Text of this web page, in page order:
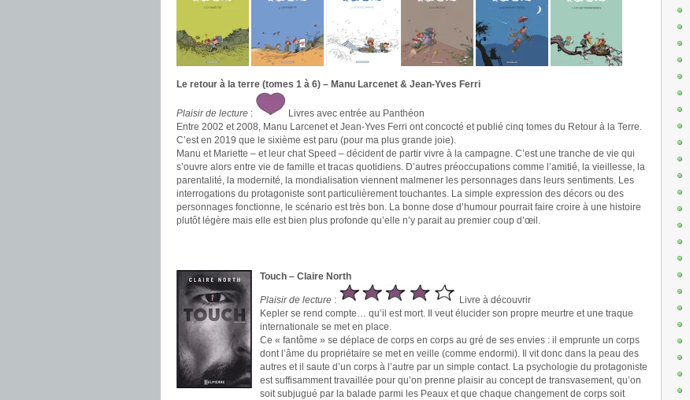
Le retour à la terre (tomes 1 à 6) – Manu Larcenet & Jean-Yves Ferri
Plaisir de lecture :
Livres avec entrée au Panthéon
Entre 2002 et 2008, Manu Larcenet et Jean-Yves Ferri ont concocté et publié cinq tomes du Retour à la Terre.
C’est en 2019 que le sixième est paru (pour ma plus grande joie).
Manu et Mariette – et leur chat Speed – décident de partir vivre à la campagne. C’est une tranche de vie qui
s’ouvre alors entre vie de famille et tracas quotidiens. D’autres préoccupations comme l’amitié, la vieillesse, la
parentalité, la modernité, la mondialisation viennent malmener les personnages dans leurs sentiments. Les
interrogations du protagoniste sont particulièrement touchantes. La simple expression des décors ou des
personnages fonctionne, le scénario est très bon. La bonne dose d’humour pourrait faire croire à une histoire
plutôt légère mais elle est bien plus profonde qu’elle n’y parait au premier coup d’œil.
Touch – Claire North
Plaisir de lecture :
Livre à découvrir
Kepler se rend compte… qu’il est mort. Il veut élucider son propre meurtre et une traque
internationale se met en place.
Ce « fantôme » se déplace de corps en corps au gré de ses envies : il emprunte un corps
dont l’âme du propriétaire se met en veille (comme endormi). Il vit donc dans la peau des
autres et il saute d’un corps à l’autre par un simple contact. La psychologie du protagoniste
est suffisamment travaillée pour qu’on prenne plaisir au concept de transvasement, qu’on
soit subjugué par la balade parmi les Peaux et que chaque changement de corps soit